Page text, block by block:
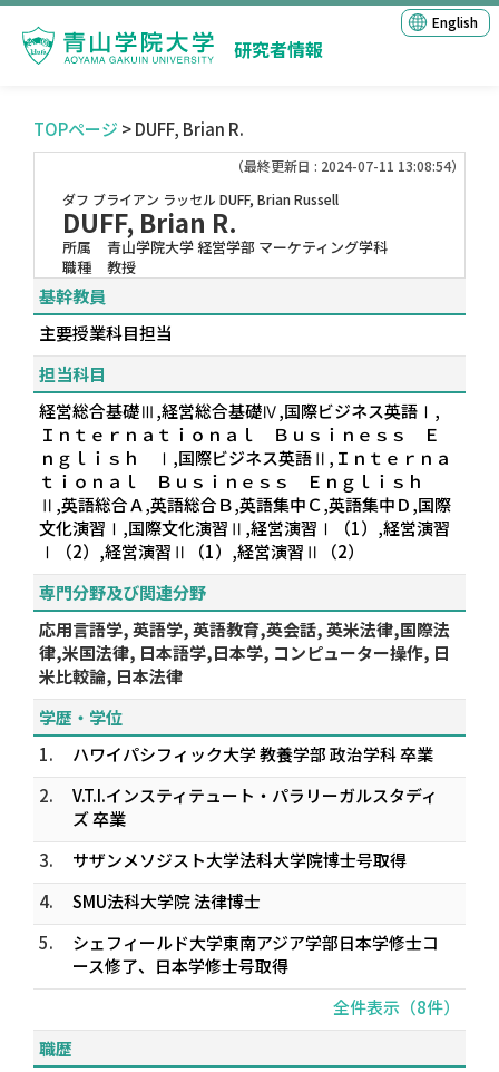
研究者情報
English
TOPページ > DUFF, Brian R.
（最終更新日 : 2024-07-11 13:08:54）
ダフ ブライアン ラッセル DUFF, Brian Russell
DUFF, Brian R.
所属
青山学院大学 経営学部 マーケティング学科
職種
教授
基幹教員
主要授業科目担当
担当科目
経営総合基礎Ⅲ,経営総合基礎Ⅳ,国際ビジネス英語Ⅰ,
Ｉｎｔｅｒｎａｔｉｏｎａｌ Ｂｕｓｉｎｅｓｓ Ｅ
ｎｇｌｉｓｈ Ⅰ,国際ビジネス英語Ⅱ,Ｉｎｔｅｒｎａ
ｔｉｏｎａｌ Ｂｕｓｉｎｅｓｓ Ｅｎｇｌｉｓｈ
Ⅱ,英語総合Ａ,英語総合Ｂ,英語集中Ｃ,英語集中Ｄ,国際
文化演習Ⅰ,国際文化演習Ⅱ,経営演習Ⅰ（1）,経営演習
Ⅰ（2）,経営演習Ⅱ（1）,経営演習Ⅱ（2）
専門分野及び関連分野
応用言語学, 英語学, 英語教育,英会話, 英米法律,国際法
律,米国法律, 日本語学,日本学, コンピューター操作, 日
米比較論, 日本法律
学歴・学位
1.
ハワイパシフィック大学 教養学部 政治学科 卒業
2.
V.T.I.インスティテュート・パラリーガルスタディ
ズ 卒業
3.
サザンメソジスト大学法科大学院博士号取得
4.
SMU法科大学院 法律博士
5.
シェフィールド大学東南アジア学部日本学修士コ
ース修了、日本学修士号取得
全件表示（8件）
職歴